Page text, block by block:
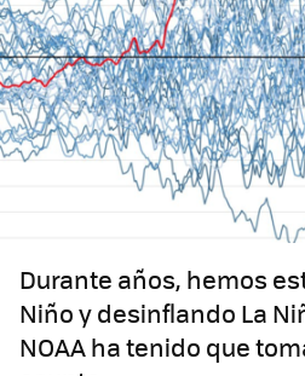
Durante años, hemos
Niño y desinflando La
NOAA ha tenido que